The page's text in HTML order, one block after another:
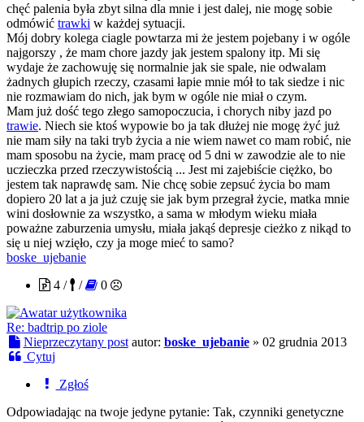
chęć palenia była zbyt silna dla mnie i jest dalej, nie mogę sobie
odmówić trawki w każdej sytuacji.
Mój dobry kolega ciagle powtarza mi że jestem pojebany i w ogóle
najgorszy , że mam chore jazdy jak jestem spalony itp. Mi się
wydaje że zachowuję się normalnie jak sie spale, nie odwalam
żadnych głupich rzeczy, czasami łapie mnie mół to tak siedze i nic
nie rozmawiam do nich, jak bym w ogóle nie miał o czym.
Mam już dość tego złego samopoczucia, i chorych niby jazd po
trawie. Niech sie ktoś wypowie bo ja tak dłużej nie mogę żyć już
nie mam siły na taki tryb życia a nie wiem nawet co mam robić, nie
mam sposobu na życie, mam pracę od 5 dni w zawodzie ale to nie
uczieczka przed rzeczywistością ... Jest mi zajebiście ciężko, bo
jestem tak naprawdę sam. Nie chcę sobie zepsuć życia bo mam
dopiero 20 lat a ja już czuję sie jak bym przegrał życie, matka mnie
wini dosłownie za wszystko, a sama w młodym wieku miała
poważne zaburzenia umysłu, miała jakąś depresje cieżko z nikąd to
się u niej wzięło, czy ja moge mieć to samo?
boske_ujebanie
4 /
/ 0
Re: badtrip po ziole
Nieprzeczytany post autor: boske_ujebanie» 02 grudnia 2013
Cytuj
Zgłoś
Odpowiadając na twoje jedyne pytanie: Tak, czynniki genetyczne